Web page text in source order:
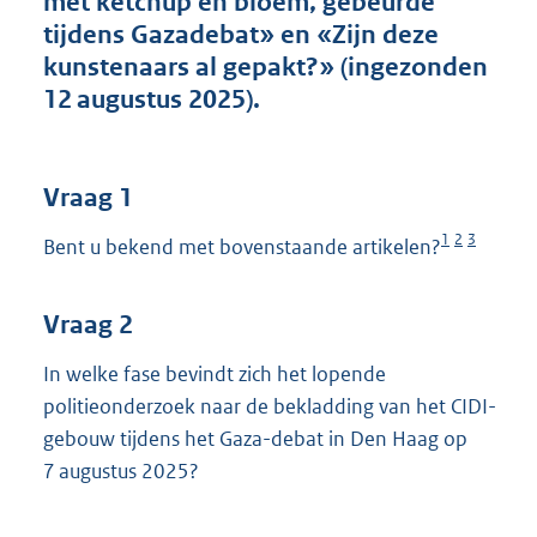
t
t
:
tijdens Gazadebat» en «Zijn deze
kunstenaars al gepakt?» (ingezonden
12 augustus 2025).
Vraag 1
Bent u bekend met bovenstaande artikelen?1 2 3
Vraag 2
In welke fase bevindt zich het lopende
politieonderzoek naar de bekladding van het CIDI-
gebouw tijdens het Gaza-debat in Den Haag op
7 augustus 2025?